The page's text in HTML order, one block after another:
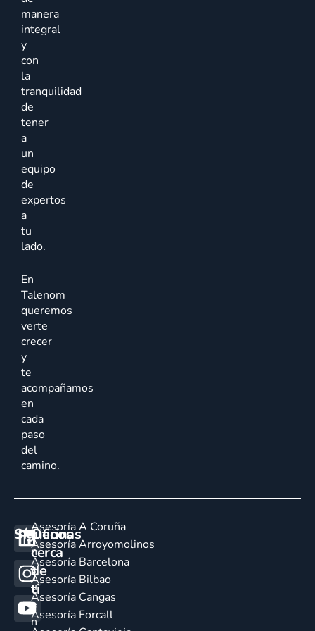
manera
integral
y
con
la
tranquilidad
de
tener
a
un
equipo
de
expertos
a
tu
lado.
En
Talenom
queremos
verte
crecer
y
te
acompañamos
en
cada
paso
del
camino.
Síguenos
Oficinas
cerca
de
ti
E
n
c
u
e
n
Asesoría A Coruña
Asesoría Arroyomolinos
Asesoría Barcelona
Asesoría Bilbao
Asesoría Cangas
Asesoría Forcall